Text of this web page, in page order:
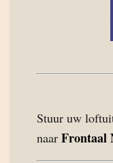
Stuur uw
naar Frontaal